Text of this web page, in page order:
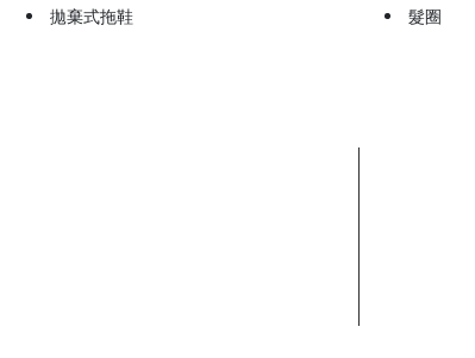
拋棄式拖鞋 髮圈